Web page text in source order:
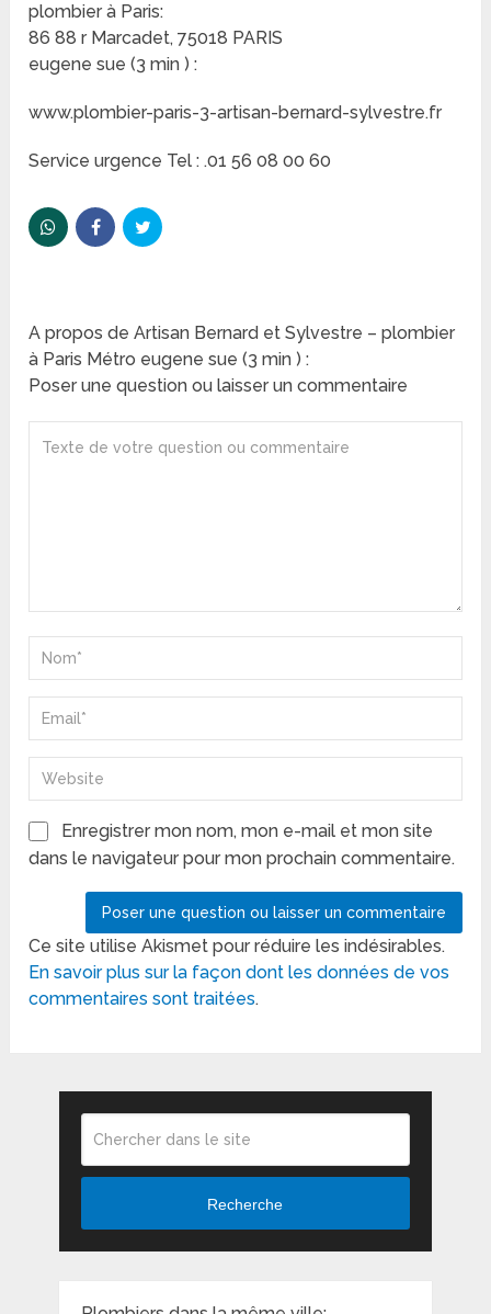
plombier à Paris:
86 88 r Marcadet, 75018 PARIS
eugene sue (3 min ) :
www.plombier-paris-3-artisan-bernard-sylvestre.fr
Service urgence Tel : .01 56 08 00 60
A propos de Artisan Bernard et Sylvestre – plombier
à Paris Métro eugene sue (3 min ) :
Poser une question ou laisser un commentaire
Enregistrer mon nom, mon e-mail et mon site
dans le navigateur pour mon prochain commentaire.
Ce site utilise Akismet pour réduire les indésirables.
En savoir plus sur la façon dont les données de vos
commentaires sont traitées.
Recherche